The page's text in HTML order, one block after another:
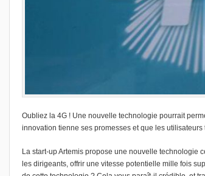
Oubliez la 4G ! Une nouvelle technologie pourrait
innovation tienne ses promesses et que les utilisateurs
La start-up Artemis propose une nouvelle technologie
les dirigeants, offrir une vitesse potentielle mille fois